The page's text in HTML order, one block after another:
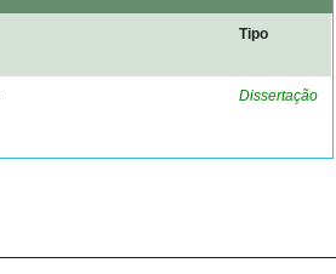
Tipo
Dissertação